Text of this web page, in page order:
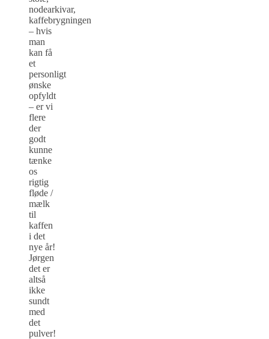
nodearkivar,
kaffebrygningen
– hvis
man
kan få
et
personligt
ønske
opfyldt
– er vi
flere
der
godt
kunne
tænke
os
rigtig
fløde /
mælk
til
kaffen
i det
nye år!
Jørgen
det er
altså
ikke
sundt
med
det
pulver!